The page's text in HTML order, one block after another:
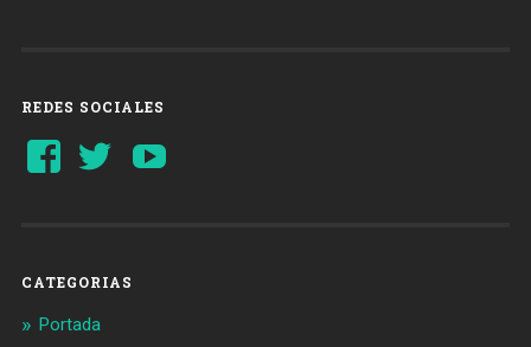
REDES SOCIALES
Ver
perfil
Ver
perfil
CATEGORIAS
Portada